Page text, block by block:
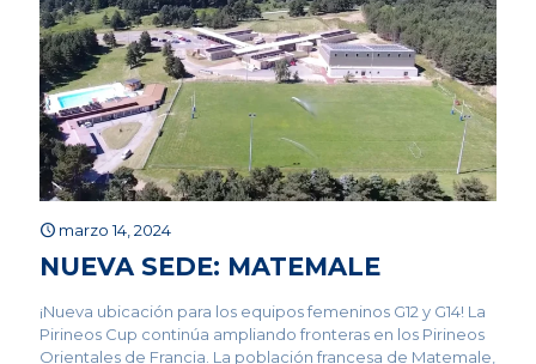
marzo 14, 2024
NUEVA SEDE: MATEMALE
¡Nueva ubicación para los equipos femeninos G12 y G14! La
Pirineos Cup continúa ampliando fronteras en los Pirineos
Orientales de Francia. La población francesa de Matemale,